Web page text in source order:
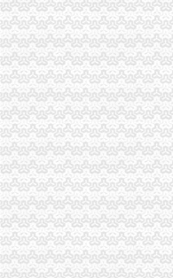
一般纳税人_百度百科
【一般纳税人公司黄页,一般纳
什么是一般纳税人公司？_搜问
一般纳税人公司收购公司_搜狐
成立一般纳税人公司需要什么
一般纳税人公司价格
一般纳税人公司注册-多有米
成立一般纳税人公司应该去哪
一般纳税人资格公司_一般纳
东莞申请一般纳税人|一般纳税
求购一般纳税人公司|求购一般
【深圳注册一般纳税人公司】
南宁申请一般纳税人认定条件
一般纳税人公司转让
【一般纳税人公司注册】-思明